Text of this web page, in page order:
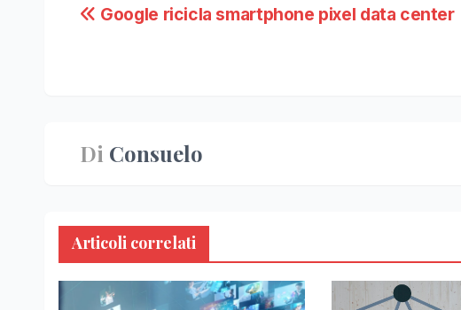
Navigazione
Google ricicla smartphone pixel data center
Di Consuelo
Articoli correlati